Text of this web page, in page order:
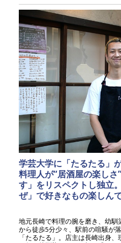
学芸大学に「たるたる」
料理人が“居酒屋の楽し
す」をリスペクトし独立
ぜ」で好きなもの楽しん
地元長崎で料理の腕を磨き、幼
から徒歩5分少々、駅前の喧騒が
「たるたる」。店主は長崎出身